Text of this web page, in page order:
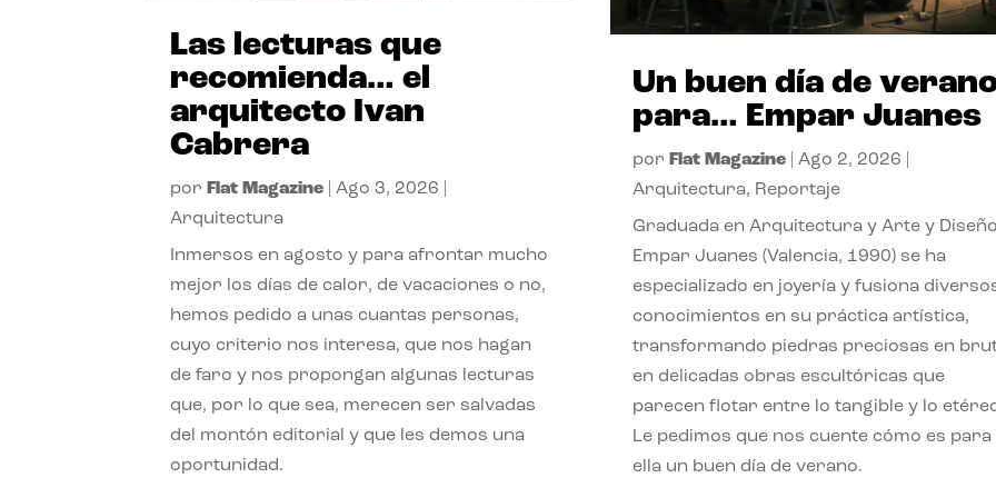
Las lecturas que
recomienda… el
arquitecto Ivan
Cabrera
por Flat Magazine |Ago 3, 2026
Arquitectura
Inmersos en agosto y para afrontar mucho
mejor los días de calor, de vacaciones o no,
hemos pedido a unas cuantas personas,
cuyo criterio nos interesa, que nos hagan
de faro y nos propongan algunas lecturas
que, por lo que sea, merecen ser salvadas
del montón editorial y que les demos una
oportunidad.
Un buen día de
para… Empar Juanes
por Flat Magazine| Ago 2, 2026
Arquitectura, Reportaje
Graduada en Arquitectura y Arte y
Empar Juanes (Valencia, 1990) se ha
especializado en joyería y fusiona
conocimientos en su práctica artística,
transformando piedras preciosas en
en delicadas obras escultóricas que
parecen flotar entre lo tangible y lo
Le pedimos que nos cuente cómo es para
ella un buen día de verano.